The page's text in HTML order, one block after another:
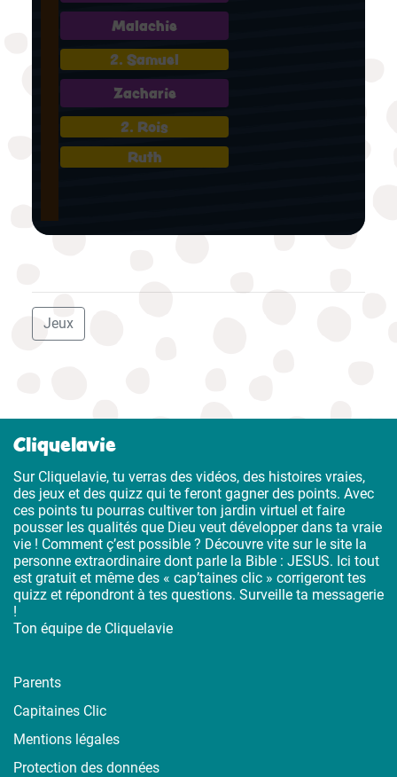
Malachie
2. Samuel
Zacharie
2. Rois
Ruth
Jeux
Cliquelavie
Sur Cliquelavie, tu verras des vidéos, des histoires vraies,
des jeux et des quizz qui te feront gagner des points. Avec
ces points tu pourras cultiver ton jardin virtuel et faire
pousser les qualités que Dieu veut développer dans ta vraie
vie ! Comment ç’est possible ? Découvre vite sur le site la
personne extraordinaire dont parle la Bible : JESUS. Ici tout
est gratuit et même des « cap’taines clic » corrigeront tes
quizz et répondront à tes questions. Surveille ta messagerie
!
Ton équipe de Cliquelavie
Parents
Capitaines Clic
Mentions légales
Protection des données